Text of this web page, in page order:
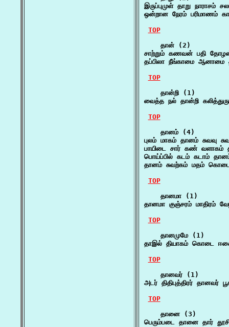
இருப்புமுள் தாறு நாராசம்
ஒன்றான நேரம் பரிமாணம்
TOP
    தான் (2)
சாற்றும் கணவன் பதி
தப்பிலா நீங்காமை
TOP
    தான்றி (1)
வைத்த நல் தான்றி
TOP
    தானம் (4)
புலம் மாகம் தானம்
பாயிடை சார் கண்
பொய்ப்பில் கடம் கடாம்
தானம் சுவற்கம் மதம்
TOP
    தானமா (1)
தானமா குஞ்சரம் மாதிரம்
TOP
    தானமுமே (1)
தாஇல் தியாகம் கொடை
TOP
    தானவர் (1)
அடர் திதிபுத்திரர் தானவர்
TOP
    தானை (3)
பெரும்படை தானை தார்